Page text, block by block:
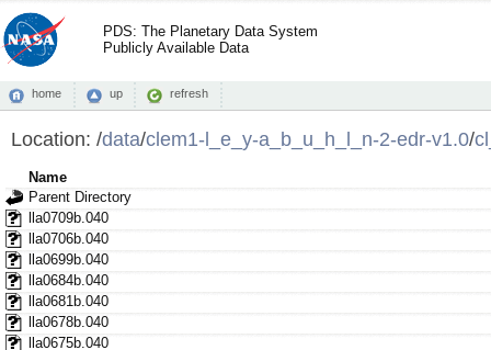
PDS: The Planetary Data System
Publicly Available Data
home up refresh
Location: /data/clem1-l_e_y-a_b_u_h_l_n-2-edr-v1.0/
Name
Parent Directory
lla0709b.040
lla0706b.040
lla0699b.040
lla0684b.040
lla0681b.040
lla0678b.040
lla0675b.040